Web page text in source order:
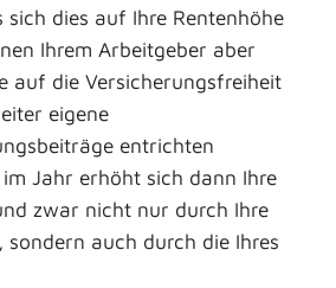
sich dies auf Ihre Rentenhöhe
Ihrem Arbeitgeber aber
auf die Versicherungsfreiheit
eigene
entrichten
Jahr erhöht sich dann Ihre
zwar nicht nur durch Ihre
sondern auch durch die Ihres